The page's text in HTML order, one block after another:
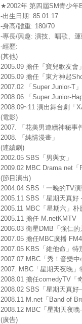
★2002年 第四屆SM青少年
-出生日期: 85.01.17
-身高/體重: 180/70
-專長/興趣: 演技、唱歌、
-經歷:
(其他)
2005.09 擔任「寶兒歌友會
2005.09 擔任「東方神起
2007.02 「Super Junior-T
2008.06 「Super Junior-
2008.09~11 演出舞台劇「
(電影)
2007. 「花美男連續神秘事
2008. 「純情漫畫」
(連續劇)
2002.05 SBS「男與女」
2009.02 MBC Drama net「
(節目演出)
2004.04 SBS「一晚的TV
2005.11 SBS「星期天真好
2005.11 MBC「星期六」
2005.11 擔任 M.netKMTV
2006.03 衛星DMB「強仁
2007.05 擔任MBC廣播
2007.05 KBS「維他命」特
2007.07 MBC「秀！音樂中
2007. MBC「星期天夜晚」
2008.01 擔任comedyTV「
2008.02 SBS「星期天真好
2008.11 M.net「Band of
2008.12 MBC「星期天夜晚
(廣告)